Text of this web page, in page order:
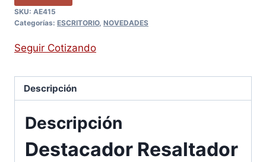
SKU: AE415
Categorías: ESCRITORIO, NOVEDADES
Seguir Cotizando
Descripción
Descripción
Destacador Resaltador